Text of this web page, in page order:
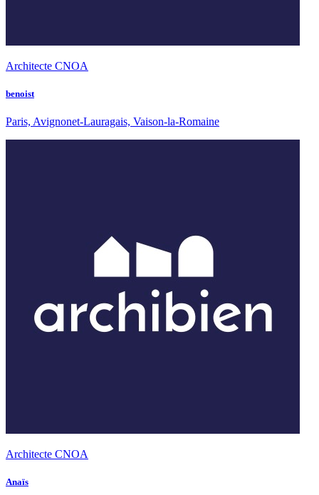
Architecte CNOA
benoist
Paris, Avignonet-Lauragais, Vaison-la-Romaine
Architecte CNOA
Anaïs